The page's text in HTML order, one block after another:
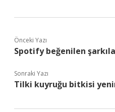
Önceki Yazı
Spotify beğenilen
Sonraki Yazı
Tilki kuyruğu bitkisi